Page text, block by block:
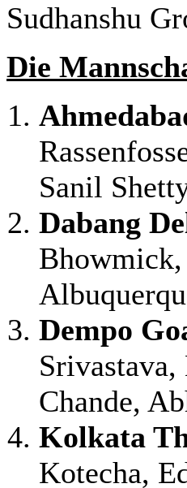
Sudhanshu
Die
Sanil
Dabang
Bhowmick,
Dempo
Chande,
Kolkata
Kotecha,